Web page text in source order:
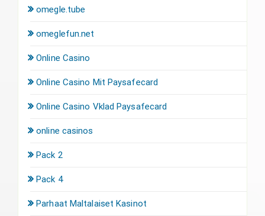
omegle.tube
omeglefun.net
Online Casino
Online Casino Mit Paysafecard
Online Casino Vklad Paysafecard
online casinos
Pack 2
Pack 4
Parhaat Maltalaiset Kasinot